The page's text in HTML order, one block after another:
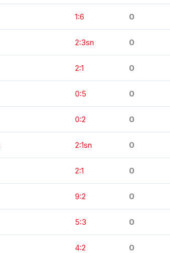
1:6 0
2:3sn 0
2:1 0
0:5 0
0:2 0
2:1sn 0
2:1 0
9:2 0
5:3 0
4:2 0